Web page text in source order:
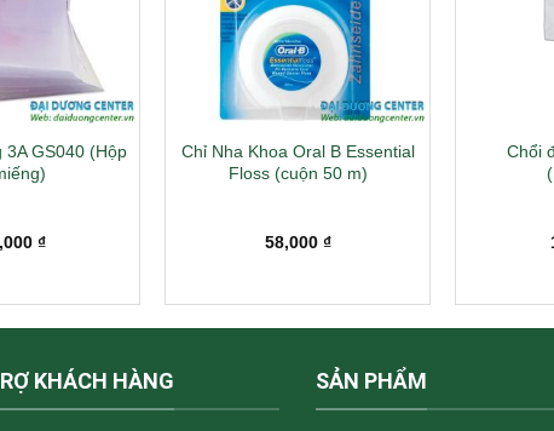
3A GS040 (Hộp
₫
Chỉ Nha Khoa Oral B Essential
Floss (cuộn 50 m)
58,000 ₫
Chổi
KHÁCH HÀNG SẢN PHẨM